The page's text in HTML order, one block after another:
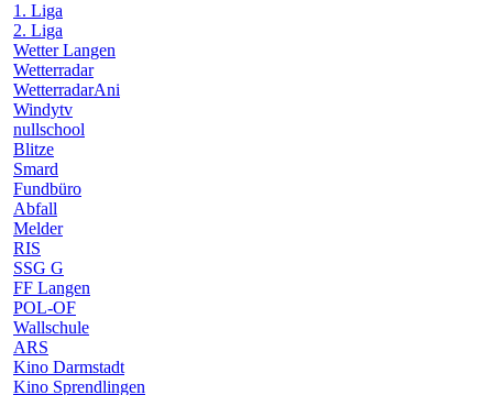
1. Liga
2. Liga
Wetter Langen
Wetterradar
WetterradarAni
Windytv
nullschool
Blitze
Smard
Fundbüro
Abfall
Melder
RIS
SSG G
FF Langen
POL-OF
Wallschule
ARS
Kino Darmstadt
Kino Sprendlingen